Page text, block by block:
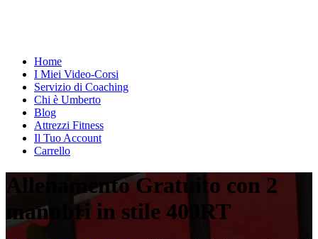
Home
I Miei Video-Corsi
Servizio di Coaching
Chi è Umberto
Blog
Attrezzi Fitness
Il Tuo Account
Carrello
Allenamento Gratuito con 2
manubri in stile 400RT